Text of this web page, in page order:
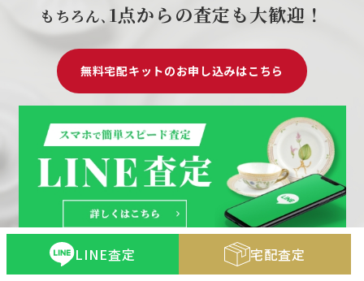
もちろん､ 1点からの査定も大歓迎！
無料宅配キットのお申し込みはこちら
LINE査定 宅配査定